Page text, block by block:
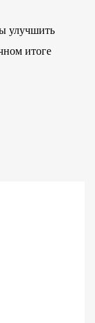
улучшить
итоге